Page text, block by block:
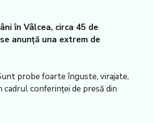
în Vâlcea, circa 45 de
anunţă una extrem de
probe foarte înguste, virajate,
cadrul conferinţei de presă din